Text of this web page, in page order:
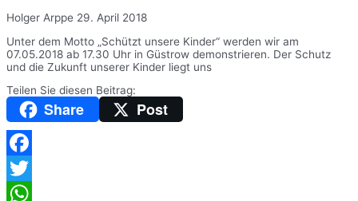
Holger Arppe 29. April 2018
Unter dem Motto „Schützt unsere Kinder“ werden wir am
07.05.2018 ab 17.30 Uhr in Güstrow demonstrieren. Der Schutz
und die Zukunft unserer Kinder liegt uns
Teilen Sie diesen Beitrag:
Share Post
Facebook
Twitter